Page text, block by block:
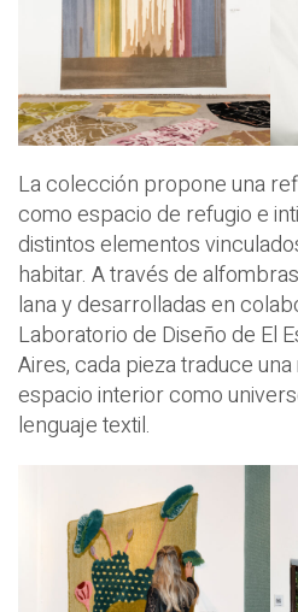
La colección propone una
como espacio de refugio e
distintos elementos
habitar. A través de
lana y desarrolladas en
Laboratorio de Diseño de El
Aires, cada pieza traduce
espacio interior como
lenguaje textil.